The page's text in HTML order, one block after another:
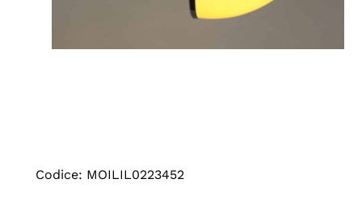
Codice: MOILIL0223452